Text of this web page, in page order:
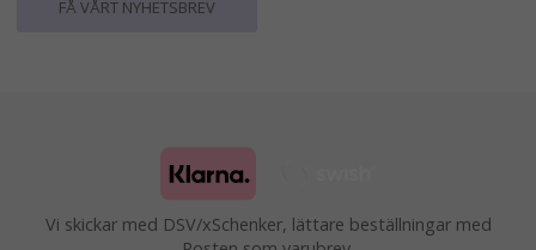
FÅ VÅRT NYHETSBREV
Vi skickar med DSV/xSchenker, lättare beställningar med